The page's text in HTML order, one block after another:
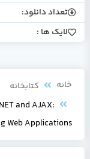
تعداد دانلود:
لایک ها :
خانه کتابخانه
and AJAX:
Web Applications